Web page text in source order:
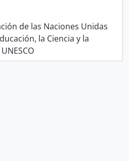
de las Naciones Unidas
la Ciencia y la